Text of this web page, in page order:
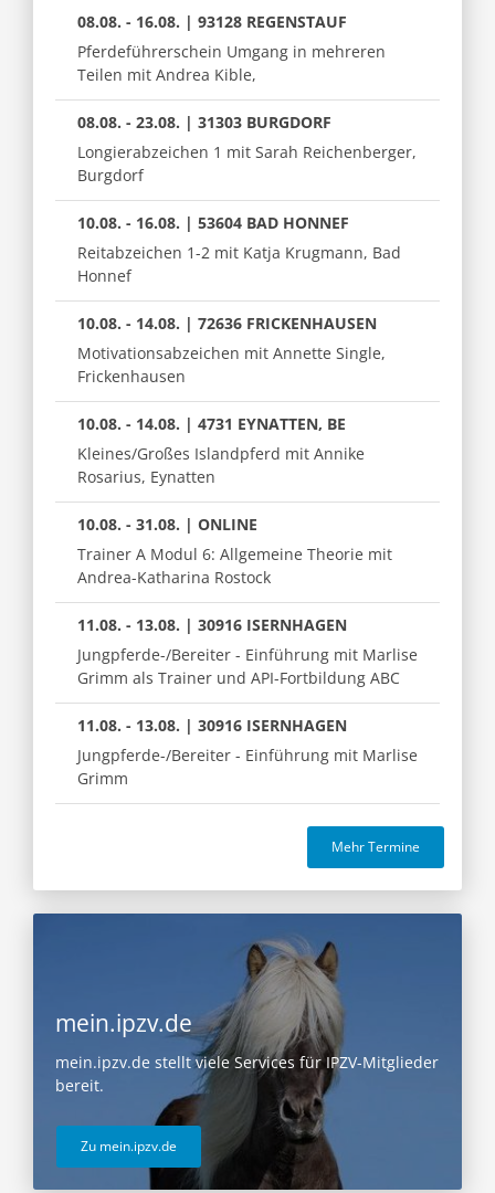
08.08. - 16.08. | 93128 REGENSTAUF
Pferdeführerschein Umgang in mehreren
Teilen mit Andrea Kible,
08.08. - 23.08. | 31303 BURGDORF
Longierabzeichen 1 mit Sarah Reichenberger,
Burgdorf
10.08. - 16.08. | 53604 BAD HONNEF
Reitabzeichen 1-2 mit Katja Krugmann, Bad
Honnef
10.08. - 14.08. | 72636 FRICKENHAUSEN
Motivationsabzeichen mit Annette Single,
Frickenhausen
10.08. - 14.08. | 4731 EYNATTEN, BE
Kleines/Großes Islandpferd mit Annike
Rosarius, Eynatten
10.08. - 31.08. | ONLINE
Trainer A Modul 6: Allgemeine Theorie mit
Andrea-Katharina Rostock
11.08. - 13.08. | 30916 ISERNHAGEN
Jungpferde-/Bereiter - Einführung mit Marlise
Grimm als Trainer und API-Fortbildung ABC
11.08. - 13.08. | 30916 ISERNHAGEN
Jungpferde-/Bereiter - Einführung mit Marlise
Grimm
Mehr Termine
mein.ipzv.de
mein.ipzv.de stellt viele Services für IPZV-Mitglieder
bereit.
Zu mein.ipzv.de